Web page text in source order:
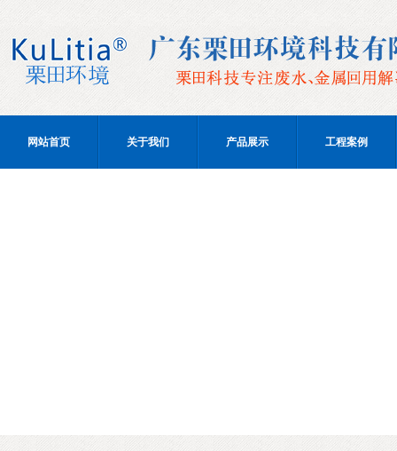
网站首页 关于我们 产品展示 工程案例